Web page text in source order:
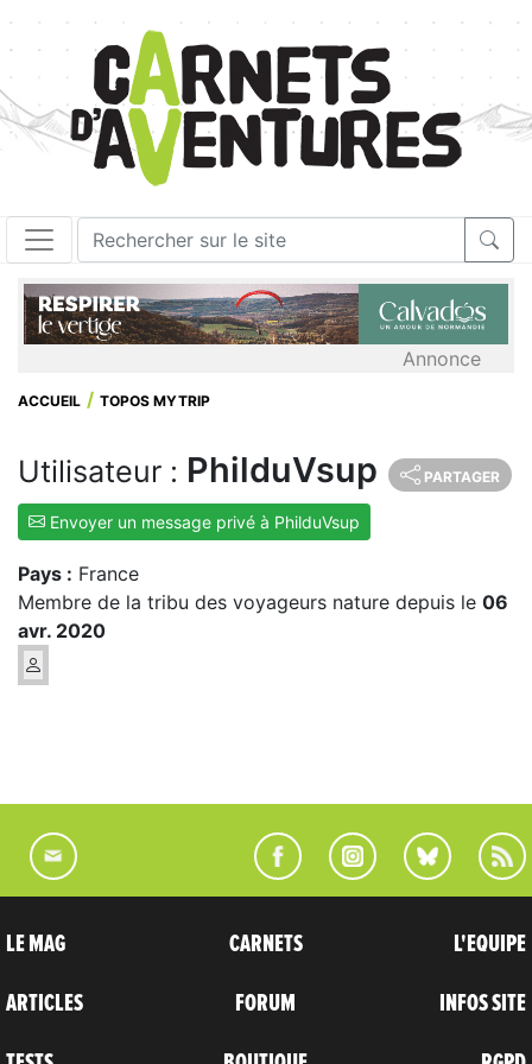
Annonce
ACCUEIL TOPOS MYTRIP
Utilisateur : PhilduVsup PARTAGER
Envoyer un message privé à PhilduVsup
Pays : France
Membre de la tribu des voyageurs nature depuis le 06
avr. 2020
LE MAG
ARTICLES
CARNETS
FORUM
L'EQUIPE
INFOS SITE